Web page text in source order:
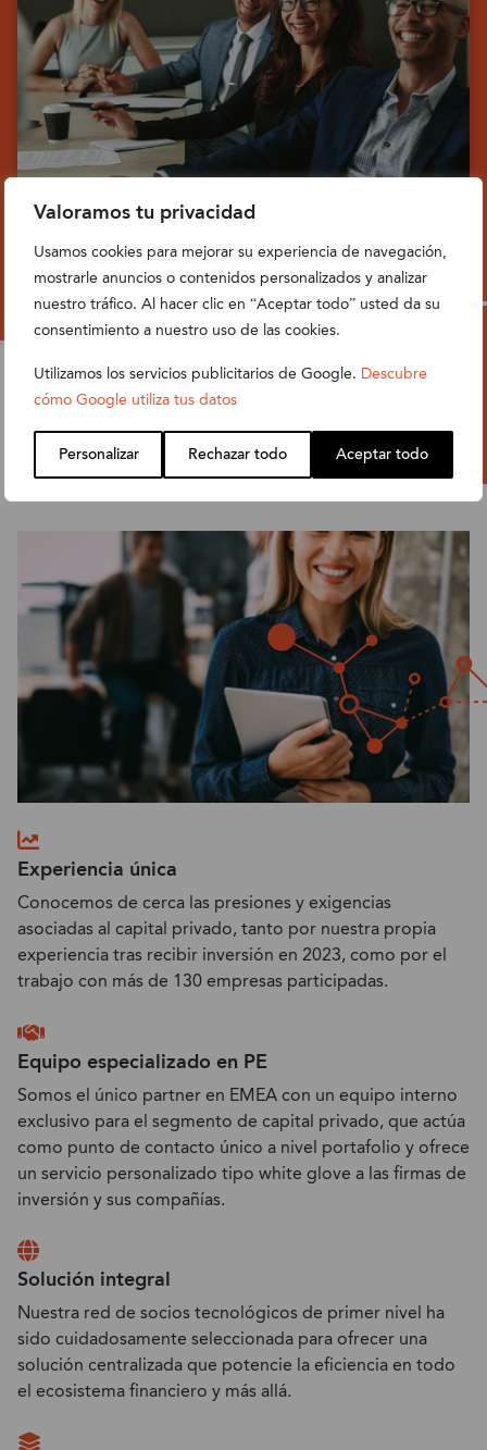
Valoramos tu privacidad
Usamos cookies para mejorar su experiencia de navegación,
mostrarle anuncios o contenidos personalizados y analizar
nuestro tráfico. Al hacer clic en “Aceptar todo” usted da su
consentimiento a nuestro uso de las cookies.
Utilizamos los servicios publicitarios de Google. Descubre
cómo Google utiliza tus datos
Personalizar Rechazar todo Aceptar todo
Hablemos
LA VENTAJA DE NOBLUE2
Diferenciales clave en proyectos de ERP para
firmas de capital privado
Experiencia única
Conocemos de cerca las presiones y exigencias
asociadas al capital privado, tanto por nuestra propia
experiencia tras recibir inversión en 2023, como por el
trabajo con más de 130 empresas participadas.
Equipo especializado en PE
Somos el único partner en EMEA con un equipo interno
exclusivo para el segmento de capital privado, que actúa
como punto de contacto único a nivel portafolio y ofrece
un servicio personalizado tipo white glove a las firmas de
inversión y sus compañías.
Solución integral
Nuestra red de socios tecnológicos de primer nivel ha
sido cuidadosamente seleccionada para ofrecer una
solución centralizada que potencie la eficiencia en todo
el ecosistema financiero y más allá.
Hablemos